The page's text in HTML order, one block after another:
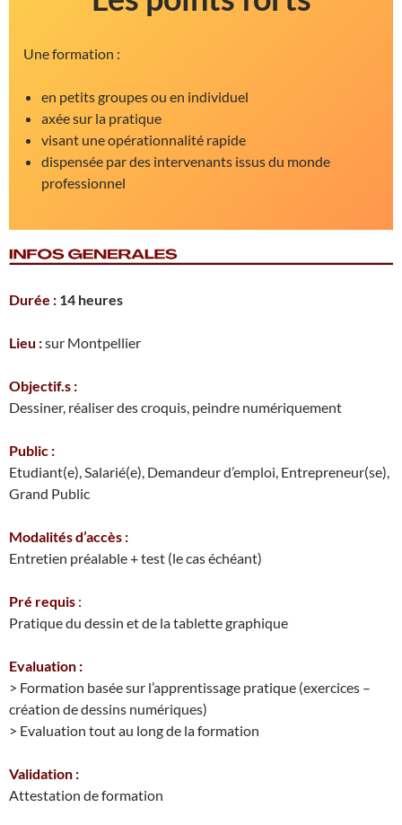
Une formation :
en petits groupes ou en individuel
axée sur la pratique
visant une opérationnalité rapide
dispensée par des intervenants issus du monde
professionnel
Durée : 14 heures
Lieu :sur Montpellier
Objectif.s :
Dessiner, réaliser des croquis, peindre numériquement
Public :
Etudiant(e), Salarié(e), Demandeur d’emploi, Entrepreneur(se),
Grand Public
Modalités d’accès :
Entretien préalable + test (le cas échéant)
Pré requis :
Pratique du dessin et de la tablette graphique
Evaluation :
> Formation basée sur l’apprentissage pratique (exercices –
création de dessins numériques)
> Evaluation tout au long de la formation
Validation :
Attestation de formation